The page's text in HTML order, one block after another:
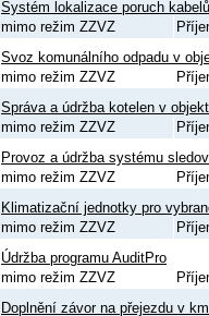
Systém lokalizace poruch
mimo režim ZZVZ
Svoz komunálního odpadu v
mimo režim ZZVZ
Správa a údržba kotelen v
mimo režim ZZVZ
Provoz a údržba systému
mimo režim ZZVZ
Klimatizační jednotky pro
mimo režim ZZVZ
Údržba programu AuditPro
mimo režim ZZVZ
Doplnění závor na přejezdu v